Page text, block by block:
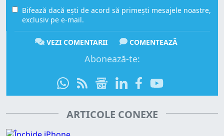
Bifează dacă ești de acord să primești mesajele noastre,
exclusiv pe e-mail.
VEZI COMENTARII COMENTEAZĂ
Abonează-te:
ARTICOLE CONEXE